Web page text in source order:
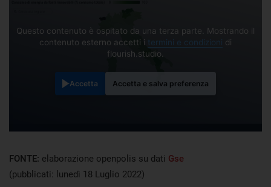
Questo contenuto è ospitato da una terza parte. Mostrando il
contenuto esterno accetti i termini e condizioni di
flourish.studio.
Accetta Accetta e salva preferenza
FONTE: elaborazione openpolis su dati Gse
(pubblicati: lunedì 18 Luglio 2022)